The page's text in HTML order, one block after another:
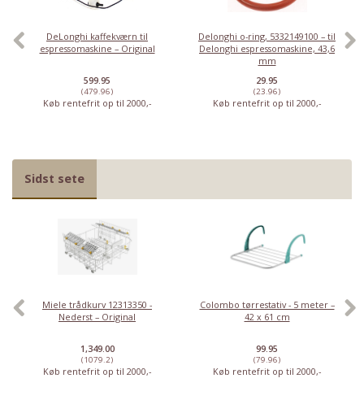
DeLonghi kaffekværn til
espressomaskine – Original
599.95
(479.96)
Køb rentefrit op til 2000,-
Delonghi o-ring, 5332149100 – til
Delonghi espressomaskine, 43,6
mm
29.95
(23.96)
Køb rentefrit op til 2000,-
Sidst sete
Miele trådkurv 12313350 -
Nederst – Original
1,349.00
(1079.2)
Køb rentefrit op til 2000,-
Colombo tørrestativ - 5 meter –
42 x 61 cm
99.95
(79.96)
Køb rentefrit op til 2000,-